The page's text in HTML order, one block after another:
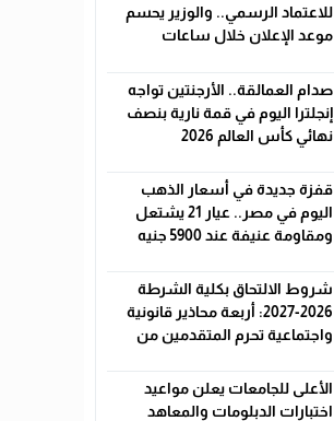
للاعتماد الرسمي.. والوزير يحسم
موعد الإعلان خلال ساعات
صدام العمالقة.. الأرجنتين تواجه
إنجلترا اليوم في قمة نارية بنصف
نهائي كأس العالم 2026
قفزة جديدة في أسعار الذهب
اليوم في مصر.. عيار 21 يشتعل
ومقاومة عنيفة عند 5900 جنيه
شروط الالتحاق بكلية الشرطة
2026-2027: أربعة محاذير قانونية
واجتماعية تحرم المتقدمين من
الأعلى للجامعات يعلن مواعيد
اختبارات الدبلومات والمعاهد